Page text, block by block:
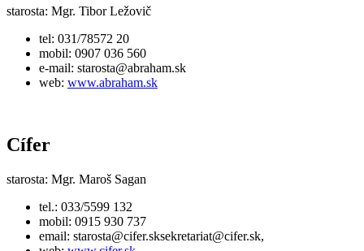
starosta: Mgr. Tibor Ležovič
tel: 031/78572 20
mobil: 0907 036 560
e-mail: starosta@abraham.sk
web: www.abraham.sk
Cífer
starosta: Mgr. Maroš Sagan
tel.: 033/5599 132
mobil: 0915 930 737
email: starosta@cifer.sksekretariat@cifer.sk,